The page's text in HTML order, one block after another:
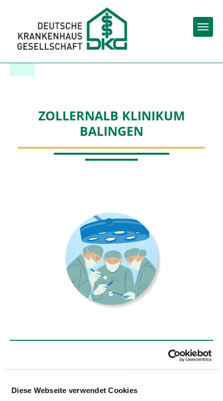
Diese Webseite verwendet Cookies
ZOLLERNALB KLINIKUM
BALINGEN
KLINIK FÜR ALLGEMEIN-, VISZERAL-
UND ENDOKRINE CHIRURGIE - DR.